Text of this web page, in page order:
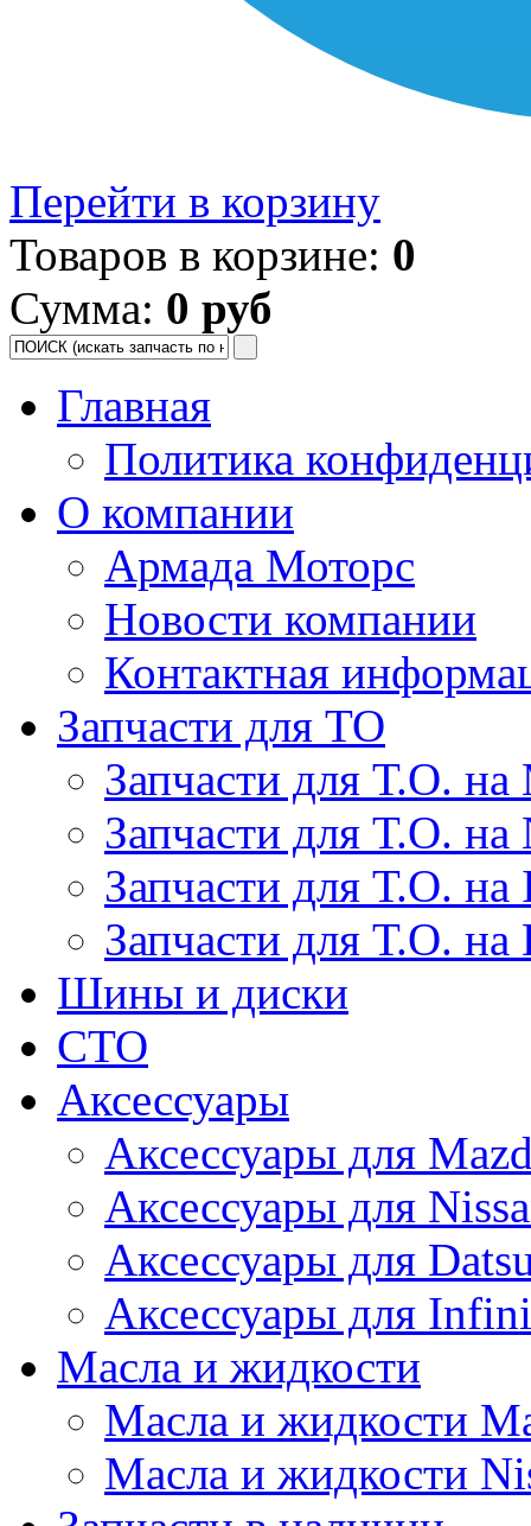
Перейти в корзину
Товаров в корзине: 0
Сумма: 0 руб
Главная
Политика
О компании
Армада Моторс
Новости компании
Контактная
Запчасти для ТО
Запчасти для Т.О. на
Запчасти для Т.О. на
Запчасти для Т.О.
Запчасти для Т.О. на
Шины и диски
СТО
Аксессуары
Аксессуары для
Аксессуары для
Аксессуары для
Аксессуары для
Масла и жидкости
Масла и жидкости
Масла и жидкости